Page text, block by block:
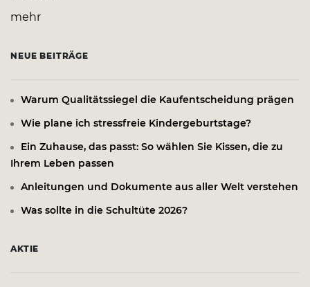
mehr
NEUE BEITRÄGE
Warum Qualitätssiegel die Kaufentscheidung prägen
Wie plane ich stressfreie Kindergeburtstage?
Ein Zuhause, das passt: So wählen Sie Kissen, die zu
Ihrem Leben passen
Anleitungen und Dokumente aus aller Welt verstehen
Was sollte in die Schultüte 2026?
AKTIE